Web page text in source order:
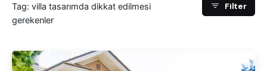
Tag: villa tasarımda dikkat edilmesi
gerekenler
Filter